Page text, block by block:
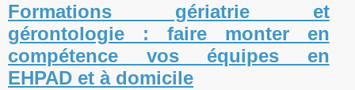
Formations gériatrie et
gérontologie : faire monter en
compétence vos équipes en
EHPAD et à domicile